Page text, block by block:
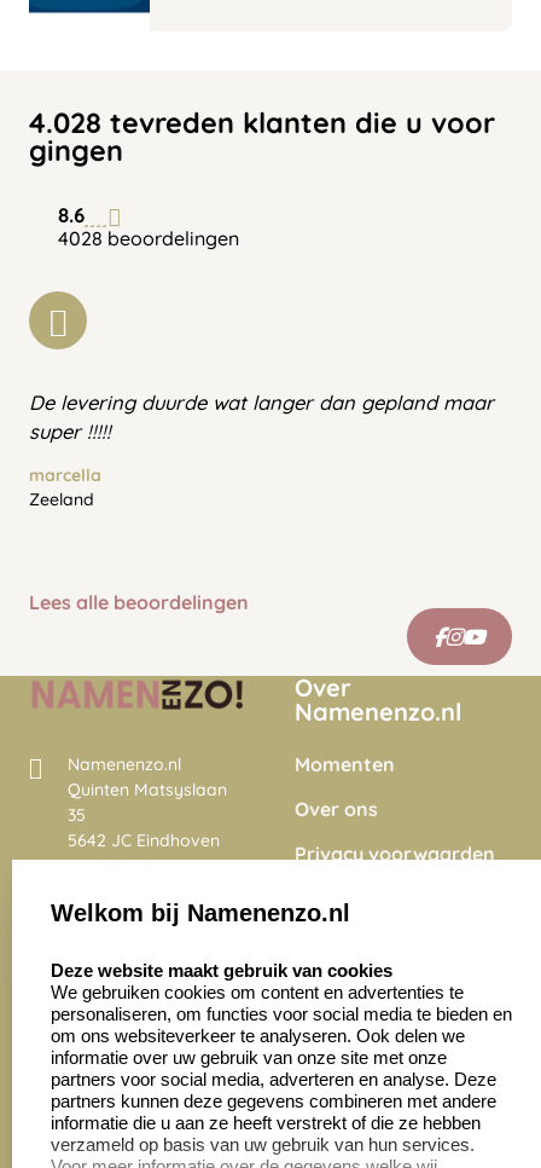
4.028 tevreden klanten die u voor
gingen
8.6
4028 beoordelingen
De levering duurde wat langer dan gepland maar
super !!!!!
marcella
Zeeland
Lees alle beoordelingen
Namenenzo.nl
Quinten Matsyslaan
35
5642 JC Eindhoven
Nederland
4028 beoordelingen
Over
Namenenzo.nl
Momenten
Over ons
Privacy voorwaarden
Onze vacatures
Zakelijk:
Aanvraag op maat
Cadeaubonnen
Klantenservice:
Contact opnemen
Veelgestelde vragen
Welkom bij Namenenzo.nl
Deze website maakt gebruik van cookies
We gebruiken cookies om content en advertenties te
personaliseren, om functies voor social media te bieden en
om ons websiteverkeer te analyseren. Ook delen we
informatie over uw gebruik van onze site met onze
partners voor social media, adverteren en analyse. Deze
partners kunnen deze gegevens combineren met andere
informatie die u aan ze heeft verstrekt of die ze hebben
verzameld op basis van uw gebruik van hun services.